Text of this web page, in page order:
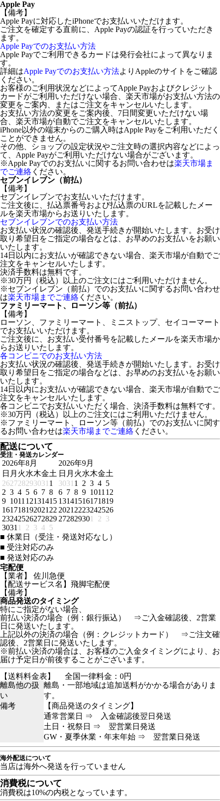
Apple Pay
【備考】
Apple Payに対応したiPhoneでお支払いいただけます。
ご注文を確定する直前に、Apple Payの認証を行っていただき
ます。
Apple Payでのお支払い方法
Apple Payでご利用できるカードは発行会社によって異なりま
す。
詳細はApple Payでのお支払い方法よりAppleのサイトをご確認
ください。
お客様のご利用状況などによってApple Payおよびクレジット
カードがご利用いただけない場合、楽天市場がお支払い方法の
変更をご案内、またはご注文をキャンセルいたします。
お支払い方法の変更をご案内後、7日間変更いただけない場
合、楽天市場が自動でご注文をキャンセルいたします。
iPhone以外の端末からのご購入時はApple Payをご利用いただく
ことができません。
その他、ショップの設定状況やご注文時の選択内容などによっ
て、Apple Payがご利用いただけない場合がございます。
※Apple Payでのお支払いに関するお問い合わせは楽天市場ま
でご連絡 ください。
セブンイレブン（前払）
【備考】
セブンイレブンでお支払いいただけます。
ご注文後に、払込票番号および払込票のURLを記載したメー
ルを楽天市場からお送りいたします。
セブンイレブンでのお支払い方法
お支払い状況の確認後、発送手続きが開始いたします。お受け
取り希望日をご指定の場合などは、お早めのお支払いをお願い
いたします。
14日以内にお支払いが確認できない場合、楽天市場が自動でご
注文をキャンセルいたします。
決済手数料は無料です。
※30万円（税込）以上のご注文にはご利用いただけません。
※セブンイレブン（前払）でのお支払いに関するお問い合わせ
は楽天市場までご連絡 ください。
ファミリーマート、ローソン等（前払）
【備考】
ローソン、ファミリーマート、ミニストップ、セイコーマート
でお支払いいただけます。
ご注文後に、お支払い受付番号を記載したメールを楽天市場か
らお送りいたします。
各コンビニでのお支払い方法
お支払い状況の確認後、発送手続きが開始いたします。お受け
取り希望日をご指定の場合などは、お早めのお支払いをお願い
いたします。
14日以内にお支払いが確認できない場合、楽天市場が自動でご
注文をキャンセルいたします。
各コンビニでお支払いいただく場合、決済手数料は無料です。
※30万円（税込）以上のご注文にはご利用いただけません。
※ファミリーマート、ローソン等（前払）でのお支払いに関す
るお問い合わせは楽天市場までご連絡 ください。
配送について
受注・発送カレンダー
2026年8月
日 月 火水木金土
262728293031 1
2 3 4 5 6 7 8
9 1011 12131415
161718192021 22
23242526272829
3031 1 2 3 4 5
2026年9月
日 月 火水木金土
3031 1 2 3 4 5
6 7 8 9 1011 12
13141516171819
2021 2223242526
272829301 2 3
■ 休業日（受注・発送対応なし）
■ 受注対応のみ
■ 発送対応のみ
宅配便
【業者】 佐川急便
【配送サービス名】飛脚宅配便
【備考】
商品発送のタイミング
特にご指定がない場合、
前払い決済の場合（例：銀行振込） ⇒ご入金確認後、2営業
日に発送いたします。
上記以外の決済の場合（例：クレジットカード） ⇒ご注文確
認後、2営業日に発送いたします。
※前払い決済の場合は、お客様のご入金タイミングにより、お
届け予定日が前後することがございます。
【送料料金表】
全国一律料金：0円
離島他の扱
い
離島・一部地域は追加送料がかかる場合がありま
す。
備考
【商品発送のタイミング】
通常営業日 ⇒ 入金確認後翌日発送
土日・祝祭日 ⇒ 翌営業日発送
GW・夏季休業・年末年始 ⇒ 翌営業日発送
海外配送について
当店は海外へ発送を行っていません
消費税について
消費税は10%の内税となっています。